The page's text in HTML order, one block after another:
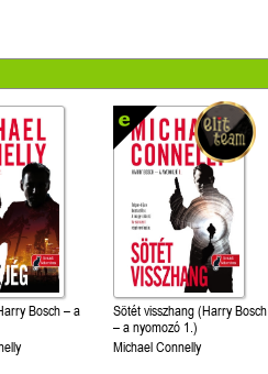
Bosch – a
Sötét visszhang (Harry Bosch
– a nyomozó 1.)
Michael Connelly